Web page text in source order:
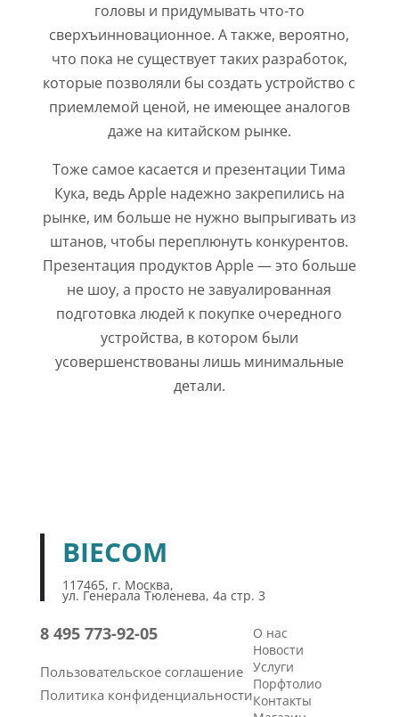
головы и придумывать что-то
сверхъинновационное. А также, вероятно,
что пока не существует таких разработок,
которые позволяли бы создать устройство с
приемлемой ценой, не имеющее аналогов
даже на китайском рынке.
Тоже самое касается и презентации Тима
Кука, ведь Apple надежно закрепились на
рынке, им больше не нужно выпрыгивать из
штанов, чтобы переплюнуть конкурентов.
Презентация продуктов Apple — это больше
не шоу, а просто не завуалированная
подготовка людей к покупке очередного
устройства, в котором были
усовершенствованы лишь минимальные
детали.
BIECOM
117465, г. Москва,
ул. Генерала Тюленева, 4а стр. 3
8 495 773-92-05
Пользовательское соглашение
Политика конфиденциальности
О нас
Новости
Услуги
Порфтолио
Контакты